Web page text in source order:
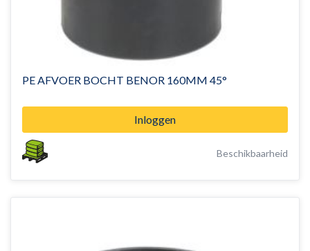
PE AFVOER BOCHT BENOR 160MM 45°
Inloggen
Beschikbaarheid